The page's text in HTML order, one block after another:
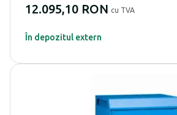
12.095,10 RON cu TVA
În depozitul extern